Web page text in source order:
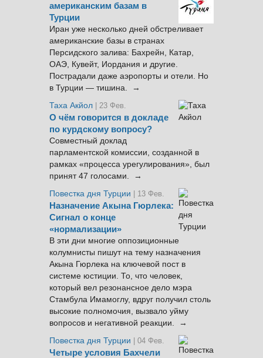
американским базам в
Турции
Иран уже несколько дней обстреливает
американские базы в странах
Персидского залива: Бахрейн, Катар,
ОАЭ, Кувейт, Иордания и другие.
Пострадали даже аэропорты и отели. Но
в Турции — тишина. →
Таха Акйол | 23 Фев.
О чём говорится в докладе
по курдскому вопросу?
Совместный доклад
парламентской комиссии, созданной в
рамках «процесса урегулирования», был
принят 47 голосами. →
Повестка дня Турции
| 13 Фев.
Назначение Акына Гюрлека:
Сигнал о конце
«нормализации»
В эти дни многие оппозиционные
колумнисты пишут на тему назначения
Акына Гюрлека на ключевой пост в
системе юстиции. То, что человек,
который вел резонансное дело мэра
Стамбула Имамоглу, вдруг получил столь
высокие полномочия, вызвало уйму
вопросов и негативной реакции. →
Повестка дня Турции
| 04 Фев.
Четыре условия Бахчели